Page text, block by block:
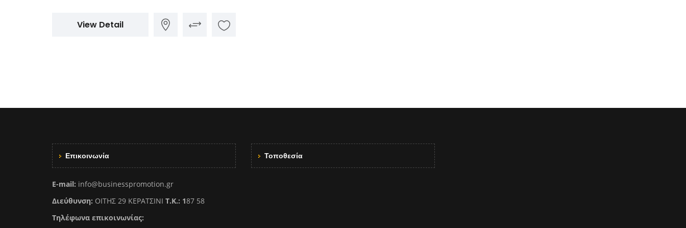
View Detail
Επικοινωνία
E-mail: info@businesspromotion.gr
Διεύθυνση: ΟΙΤΗΣ 29 ΚΕΡΑΤΣΙΝΙ Τ.Κ.: 187 58
Τηλέφωνα επικοινωνίας:
Τοποθεσία